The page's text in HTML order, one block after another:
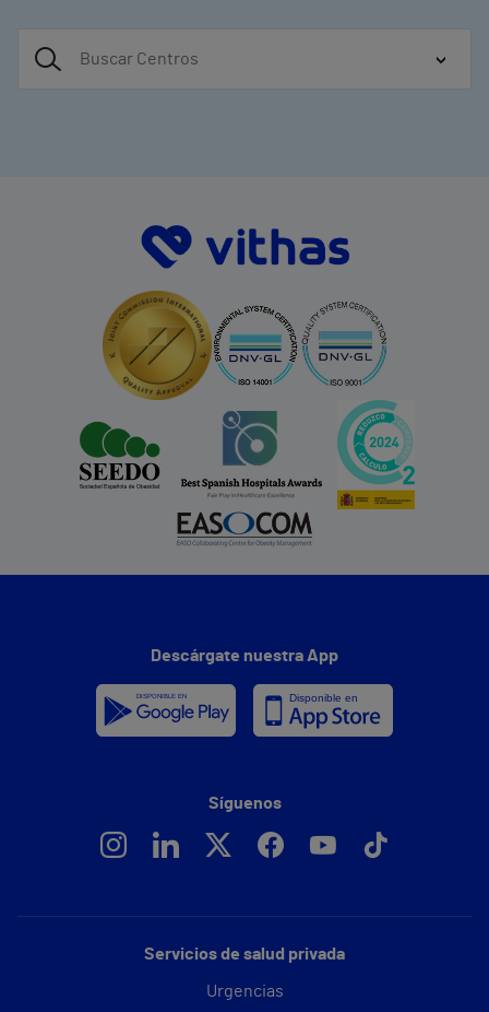
Servicios de salud privada
Urgencias
Descárgate nuestra App
Síguenos